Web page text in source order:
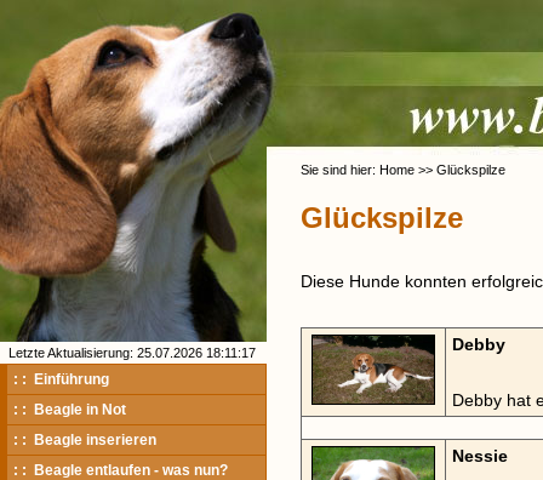
Letzte Aktualisierung: 25.07.2026 18:11:17
: : Einführung
: : Beagle in Not
: : Beagle inserieren
: : Beagle entlaufen - was nun?
Sie sind hier: Home >> Glückspilze
Glückspilze
Diese Hunde konnten
Debby
Debby hat
Nessie